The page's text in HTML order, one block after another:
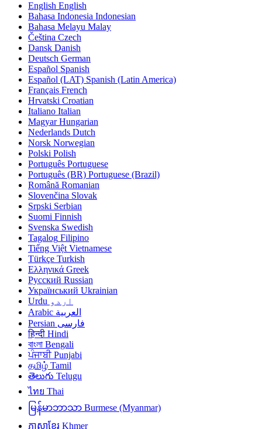
English English
Bahasa Indonesia Indonesian
Bahasa Melayu Malay
Čeština Czech
Dansk Danish
Deutsch German
Español Spanish
Español (LAT) Spanish (Latin America)
Français French
Hrvatski Croatian
Italiano Italian
Magyar Hungarian
Nederlands Dutch
Norsk Norwegian
Polski Polish
Português Portuguese
Português (BR) Portuguese (Brazil)
Română Romanian
Slovenčina Slovak
Srpski Serbian
Suomi Finnish
Svenska Swedish
Tagalog Filipino
Tiếng Việt Vietnamese
Türkçe Turkish
Ελληνικά Greek
Русский Russian
Український Ukrainian
اردو Urdu
العربية Arabic
فارسی Persian
हिन्दी Hindi
বাংলা Bengali
ਪੰਜਾਬੀ Punjabi
தமிழ் Tamil
తెలుగు Telugu
ไทย Thai
မြန်မာဘာသာ Burmese (Myanmar)
ភាសាខ្មែរ Khmer